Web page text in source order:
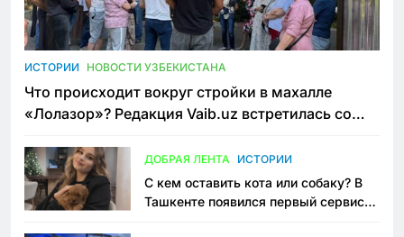
ИСТОРИИ НОВОСТИ УЗБЕКИСТАНА
Что происходит вокруг стройки в махалле
«Лолазор»? Редакция Vaib.uz встретилась со
ДОБРАЯ ЛЕНТА ИСТОРИИ
С кем оставить кота или собаку? В
Ташкенте появился первый сервис